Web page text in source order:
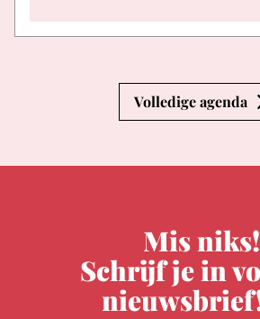
Volledige agenda
Mis niks!
Schrijf je in